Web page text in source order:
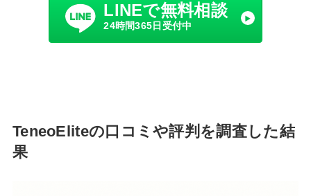
LINEで無料相談
24時間365日受付中
TeneoEliteの口コミや評判を調査した結
果